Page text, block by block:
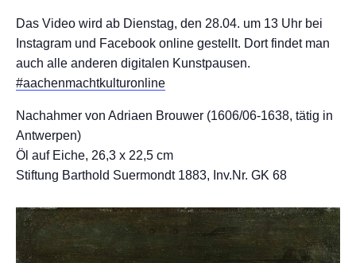
Das Video wird ab Dienstag, den 28.04. um 13 Uhr bei
Instagram und Facebook online gestellt. Dort findet man
auch alle anderen digitalen Kunstpausen.
#aachenmachtkulturonline
Nachahmer von Adriaen Brouwer (1606/06-1638, tätig in
Antwerpen)
Öl auf Eiche, 26,3 x 22,5 cm
Stiftung Barthold Suermondt 1883, Inv.Nr. GK 68